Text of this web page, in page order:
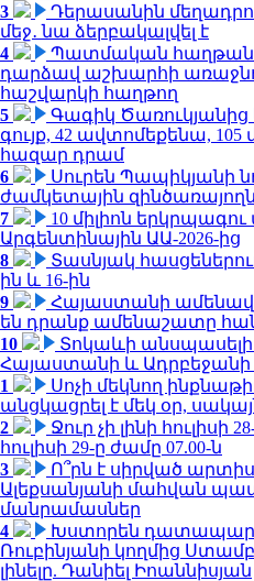
3
Դերասանին
մեջ․ նա ձերբակալվել է
4
Պատմական
դարձավ աշխարհի
հաշվարկի հաղթող
5
Գագիկ
գույք, 42 ավտոմեքենա, 105
հազար դրամ
6
Սուրեն Պապիկյանի
ժամկետային
7
10 միլիոն
Արգենտինային ԱԱ-2026-ից
8
Տասնյակ հասցեներում
ին և 16-ին
9
Հայաստանի
են դրանք ամենաշատը
10
Տոկաևի անսպասելի
Հայաստանի և Ադրբեջանի
1
Սոչի մեկնող
անցկացրել է մեկ օր,
2
Ջուր չի լինի հուլիսի
հուլիսի 29-ը ժամը 07.00-ն
3
Ո՞րն է սիրված
Ալեքսանյանի մահվան
մանրամասներ
4
Խստորեն
Ռուբինյանի կողմից
լինելը. Դանիել Իոաննիսյան